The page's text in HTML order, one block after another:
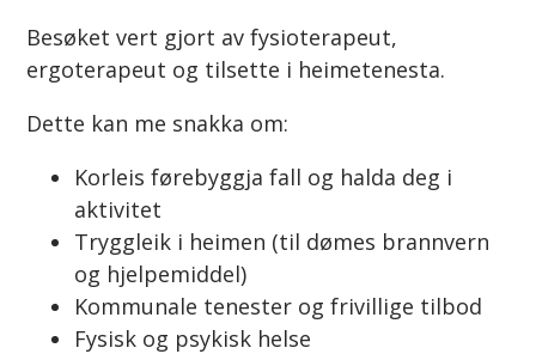
Besøket vert gjort av fysioterapeut,
ergoterapeut og tilsette i heimetenesta.
Dette kan me snakka om:
Korleis førebyggja fall og halda deg i
aktivitet
Tryggleik i heimen (til dømes brannvern
og hjelpemiddel)
Kommunale tenester og frivillige tilbod
Fysisk og psykisk helse